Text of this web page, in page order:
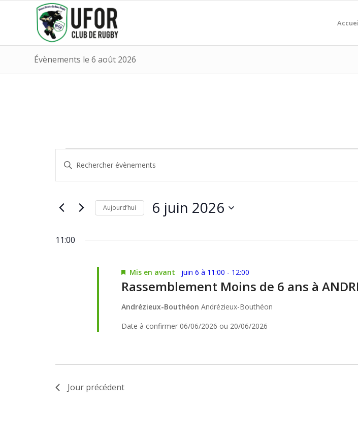
Évènements le 6 août 2026
Évènements
for
juin
2026
Recherche
et
navigation
de
vues
Évènements
Saisir
clé.
Évènements
par
clé.
Aujourd’hui 6 juin 2026
11:00
Rassemblement Moins de 6 ans à
Mis en avant juin 6 à 11:00 - 12:00
Andrézieux-BouthéonAndrézieux-Bouthéon
Date à confirmer 06/06/2026 ou 20/06/2026
Jour précédent